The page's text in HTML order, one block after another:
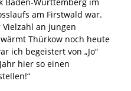
am Firstwald war.
an jungen
Thürkow noch heute
ich begeistert von „Jo“
hier so einen